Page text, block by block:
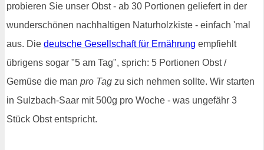
probieren Sie unser Obst - ab 30 Portionen geliefert in der
wunderschönen nachhaltigen Naturholzkiste - einfach 'mal
aus. Die deutsche Gesellschaft für Ernährung empfiehlt
übrigens sogar "5 am Tag", sprich: 5 Portionen Obst /
Gemüse die man pro Tag zu sich nehmen sollte. Wir starten
in Sulzbach-Saar mit 500g pro Woche - was ungefähr 3
Stück Obst entspricht.